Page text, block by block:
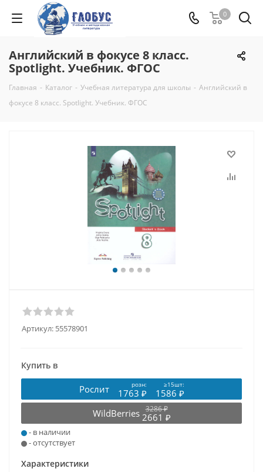
0
Английский в фокусе 8 класс.
Spotlight. Учебник. ФГОС
Главная - Каталог - Учебная литература для школы - Английский в
фокусе 8 класс. Spotlight. Учебник. ФГОС
Артикул: 55578901
Купить в
Рослит розн: ≥15шт:
1763 ₽
1586 ₽
WildBerries 3286 ₽
2661 ₽
- в наличии
- отсутствует
Характеристики